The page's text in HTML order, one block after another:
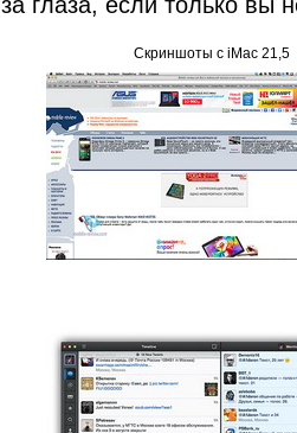
Скриншоты с iMac 21,5